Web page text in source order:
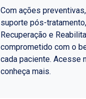
Com ações
suporte pós-
Recuperação e
comprometido com o
cada paciente. Acesse
conheça mais.